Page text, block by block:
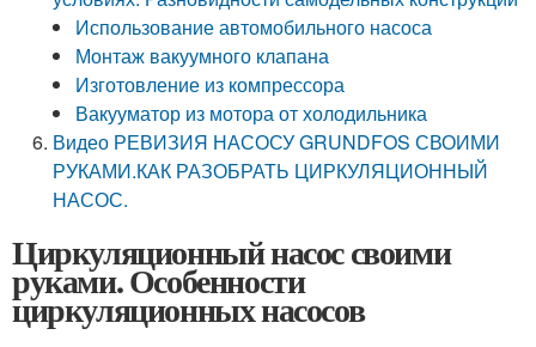
Использование автомобильного насоса
Монтаж вакуумного клапана
Изготовление из компрессора
Вакууматор из мотора от холодильника
Видео РЕВИЗИЯ НАСОСУ GRUNDFOS СВОИМИ
РУКАМИ.КАК РАЗОБРАТЬ ЦИРКУЛЯЦИОННЫЙ
НАСОС.
Циркуляционный насос своими
руками. Особенности
циркуляционных насосов